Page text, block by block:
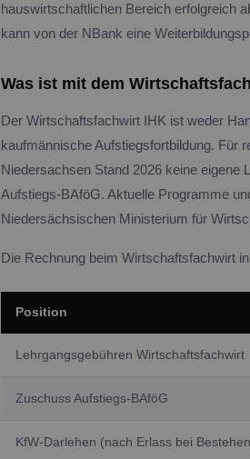
hauswirtschaftlichen Bereich erfolgreich
kann von der NBank eine
Was ist mit dem
Der Wirtschaftsfachwirt IHK ist weder
kaufmännische Aufstiegsfortbildung. Für
Niedersachsen Stand 2026 keine eigene
Aufstiegs-BAföG. Aktuelle Programme
Niedersächsischen Ministerium für
Die Rechnung beim Wirtschaftsfachwirt
Position
Lehrgangsgebühren Wirtschaftsfachwirt
Zuschuss Aufstiegs-BAföG
KfW-Darlehen (nach Erlass bei